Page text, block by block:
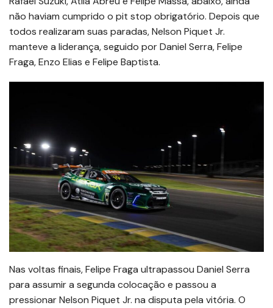
não haviam cumprido o pit stop obrigatório. Depois que
todos realizaram suas paradas, Nelson Piquet Jr.
manteve a liderança, seguido por Daniel Serra, Felipe
Fraga, Enzo Elias e Felipe Baptista.
Nas voltas finais, Felipe Fraga ultrapassou Daniel Serra
para assumir a segunda colocação e passou a
pressionar Nelson Piquet Jr. na disputa pela vitória. O